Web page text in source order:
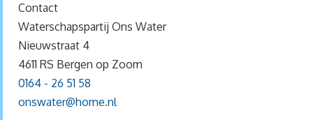
Contact
Waterschapspartij Ons Water
Nieuwstraat 4
4611 RS Bergen op Zoom
0164 - 26 51 58
onswater@home.nl